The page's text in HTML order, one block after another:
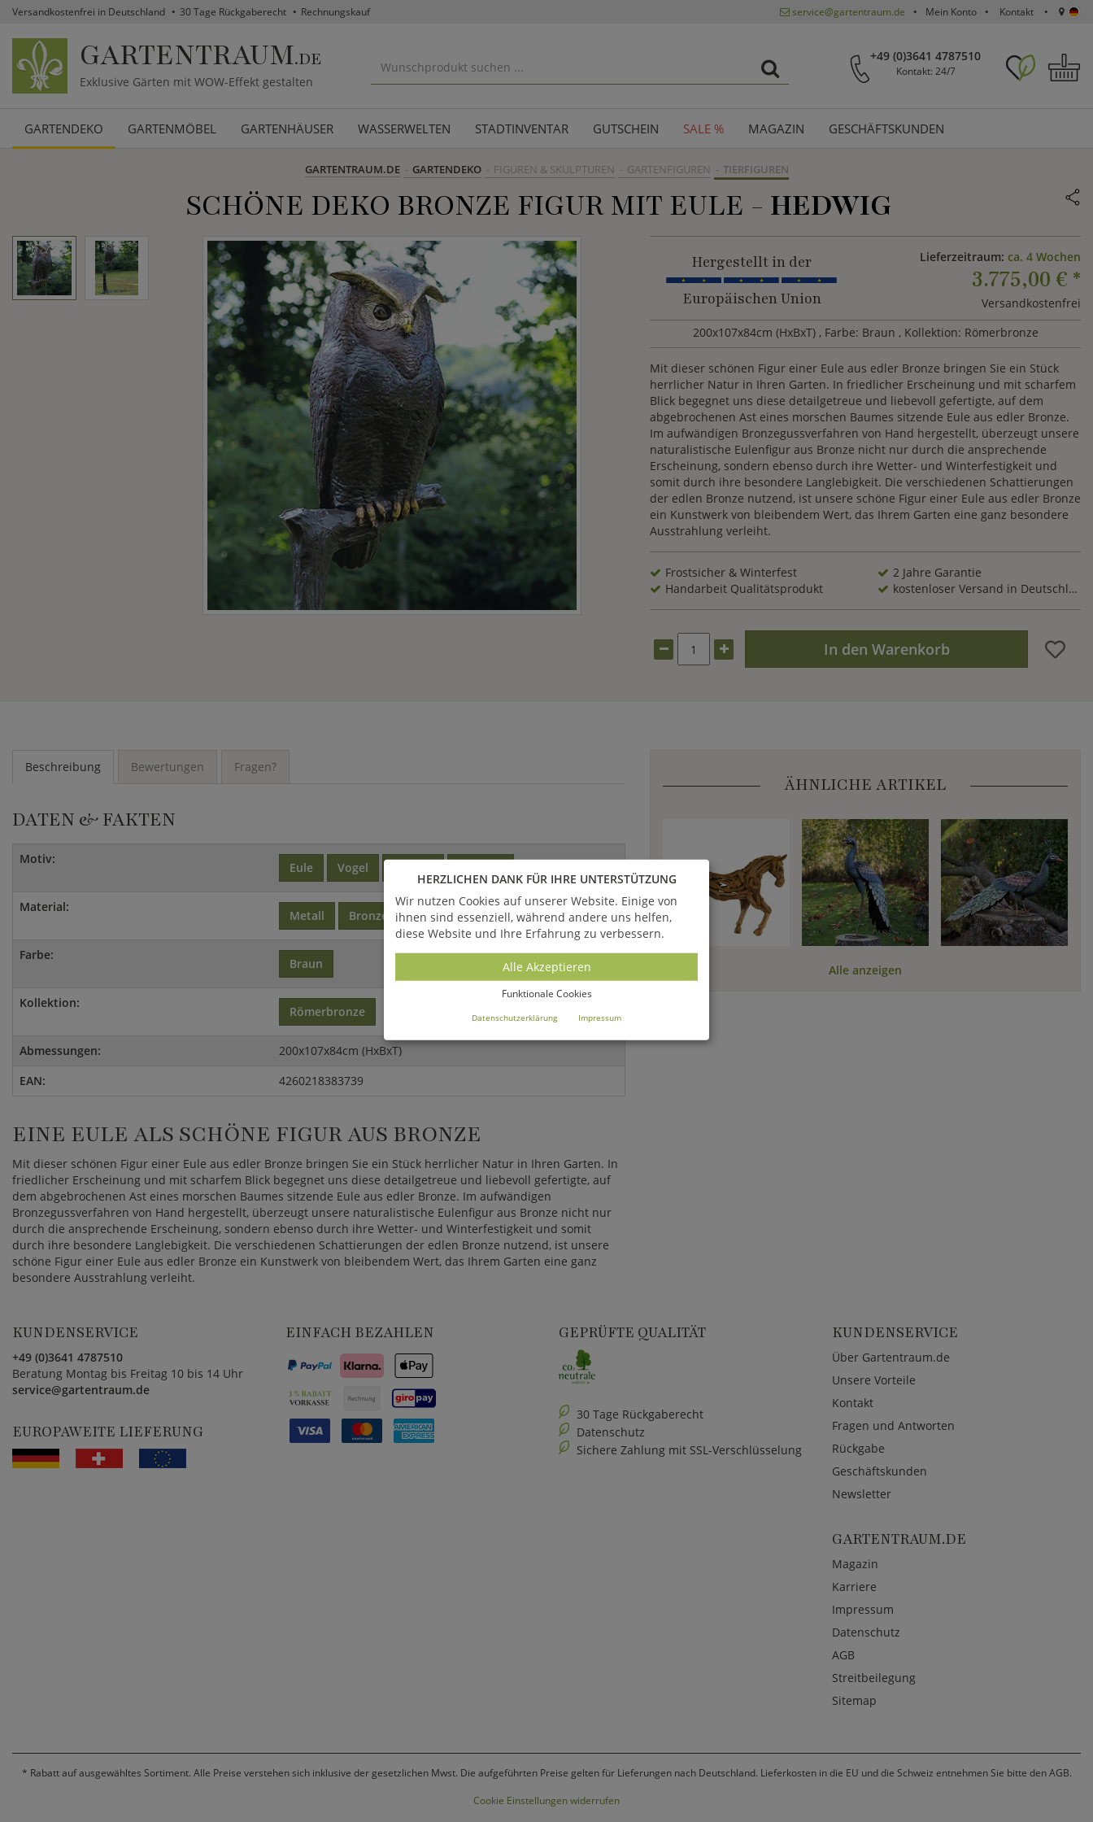
Versandkostenfrei in Deutschland 30 Tage Rückgaberecht Rechnungskauf service@gartentraum.de Mein Konto Kontakt
GARTENTRAUM.DE
Exklusive Gärten mit WOW-Effekt gestalten
+49 (0)3641 4787510
Kontakt: 24/7
GARTENDEKO GARTENMÖBEL GARTENHÄUSER WASSERWELTEN STADTINVENTAR GUTSCHEIN SALE % MAGAZIN GESCHÄFTSKUNDEN
GARTENTRAUM.DE GARTENDEKO FIGUREN & SKULPTUREN GARTENFIGUREN TIERFIGUREN
SCHÖNE DEKO BRONZE FIGUR MIT EULE - HEDWIG
Hergestellt in der
Europäischen Union
Lieferzeitraum: ca. 4 Wochen
3.775,00 € *
Versandkostenfrei
200x107x84cm (HxBxT) , Farbe: Braun , Kollektion: Römerbronze
Mit dieser schönen Figur einer Eule aus edler Bronze bringen Sie ein Stück
herrlicher Natur in Ihren Garten. In friedlicher Erscheinung und mit scharfem
Blick begegnet uns diese detailgetreue und liebevoll gefertigte, auf dem
abgebrochenen Ast eines morschen Baumes sitzende Eule aus edler Bronze.
Im aufwändigen Bronzegussverfahren von Hand hergestellt, überzeugt unsere
naturalistische Eulenfigur aus Bronze nicht nur durch die ansprechende
Erscheinung, sondern ebenso durch ihre Wetter- und Winterfestigkeit und
somit durch ihre besondere Langlebigkeit. Die verschiedenen Schattierungen
der edlen Bronze nutzend, ist unsere schöne Figur einer Eule aus edler Bronze
ein Kunstwerk von bleibendem Wert, das Ihrem Garten eine ganz besondere
Ausstrahlung verleiht.
Frostsicher & Winterfest
2 Jahre Garantie
Handarbeit Qualitätsprodukt
kostenloser Versand in Deutschland
In den Warenkorb
Beschreibung Bewertungen Fragen?
DATEN & FAKTEN
Motiv:
Eule Vogel
Material:
Metall Bronze
Farbe:
Braun
Kollektion:
Römerbronze
Abmessungen:
200x107x84cm (HxBxT)
EAN:
4260218383739
EINE EULE ALS SCHÖNE FIGUR AUS BRONZE
Mit dieser schönen Figur einer Eule aus edler Bronze bringen Sie ein Stück herrlicher Natur in Ihren Garten. In
friedlicher Erscheinung und mit scharfem Blick begegnet uns diese detailgetreue und liebevoll gefertigte, auf
dem abgebrochenen Ast eines morschen Baumes sitzende Eule aus edler Bronze. Im aufwändigen
Bronzegussverfahren von Hand hergestellt, überzeugt unsere naturalistische Eulenfigur aus Bronze nicht nur
durch die ansprechende Erscheinung, sondern ebenso durch ihre Wetter- und Winterfestigkeit und somit
durch ihre besondere Langlebigkeit. Die verschiedenen Schattierungen der edlen Bronze nutzend, ist unsere
schöne Figur einer Eule aus edler Bronze ein Kunstwerk von bleibendem Wert, das Ihrem Garten eine ganz
besondere Ausstrahlung verleiht.
ÄHNLICHE ARTIKEL
Alle anzeigen
KUNDENSERVICE
+49 (0)3641 4787510
Beratung Montag bis Freitag 10 bis 14 Uhr
service@gartentraum.de
EUROPAWEITE LIEFERUNG
EINFACH BEZAHLEN GEPRÜFTE QUALITÄT
30 Tage Rückgaberecht
Datenschutz
Sichere Zahlung mit SSL-Verschlüsselung
KUNDENSERVICE
Über Gartentraum.de
Unsere Vorteile
Kontakt
Fragen und Antworten
Rückgabe
Geschäftskunden
Newsletter
GARTENTRAUM.DE
Magazin
Karriere
Impressum
Datenschutz
AGB
Streitbeilegung
Sitemap
* Rabatt auf ausgewähltes Sortiment. Alle Preise verstehen sich inklusive der gesetzlichen Mwst. Die aufgeführten Preise gelten für Lieferungen nach Deutschland. Lieferkosten in die EU und die Schweiz entnehmen Sie bitte den AGB.
Cookie Einstellungen widerrufen
HERZLICHEN DANK FÜR IHRE UNTERSTÜTZUNG
Wir nutzen Cookies auf unserer Website. Einige von
ihnen sind essenziell, während andere uns helfen,
diese Website und Ihre Erfahrung zu verbessern.
Alle Akzeptieren
Funktionale Cookies
Datenschutzerklärung Impressum